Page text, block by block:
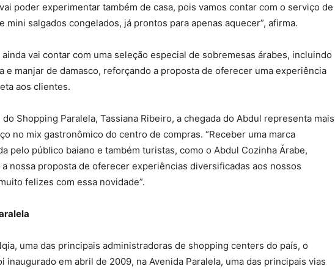
poder experimentar também de casa, pois vamos contar com o serviço de
mini salgados congelados, já prontos para apenas aquecer”, afirma.
vai contar com uma seleção especial de sobremesas árabes, incluindo
e manjar de damasco, reforçando a proposta de oferecer uma experiência
aos clientes.
Shopping Paralela, Tassiana Ribeiro, a chegada do Abdul representa mais
no mix gastronômico do centro de compras. “Receber uma marca
pelo público baiano e também turistas, como o Abdul Cozinha Árabe,
nossa proposta de oferecer experiências diversificadas aos nossos
felizes com essa novidade”.
uma das principais administradoras de shopping centers do país, o
inaugurado em abril de 2009, na Avenida Paralela, uma das principais vias